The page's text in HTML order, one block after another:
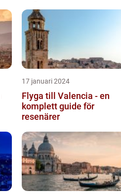
17 januari 2024
Flyga till Valencia - en
komplett guide för
resenärer